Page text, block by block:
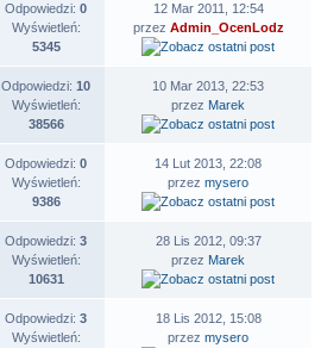
Odpowiedzi: 0
Wyświetleń:
5345
12 Mar 2011, 12:54
przez Admin_OcenLodz
Odpowiedzi: 10
Wyświetleń:
38566
10 Mar 2013, 22:53
przez Marek
Odpowiedzi: 0
Wyświetleń:
9386
14 Lut 2013, 22:08
przez mysero
Odpowiedzi: 3
Wyświetleń:
10631
28 Lis 2012, 09:37
przez Marek
Odpowiedzi: 3
Wyświetleń:
18 Lis 2012, 15:08
przez mysero